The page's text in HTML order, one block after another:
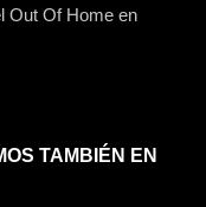
Out Of Home en
TAMBIÉN EN